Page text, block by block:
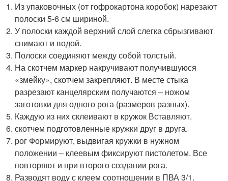
Из упаковочных (от гофрокартона коробок) нарезают
полоски 5-6 см шириной.
У полоски каждой верхний слой слегка сбрызгивают
снимают и водой.
Полоски соединяют между собой толстый.
На скотчем маркер накручивают получившуюся
«змейку», скотчем закрепляют. В месте стыка
разрезают канцелярским получаются – ножом
заготовки для одного рога (размеров разных).
Каждую из них склеивают в кружок Вставляют.
скотчем подготовленные кружки друг в друга.
рог Формируют, выдвигая кружки в нужном
положении – клеевым фиксируют пистолетом. Все
повторяют и при второго создании рога.
Разводят воду с клеем соотношении в ПВА 3/1.